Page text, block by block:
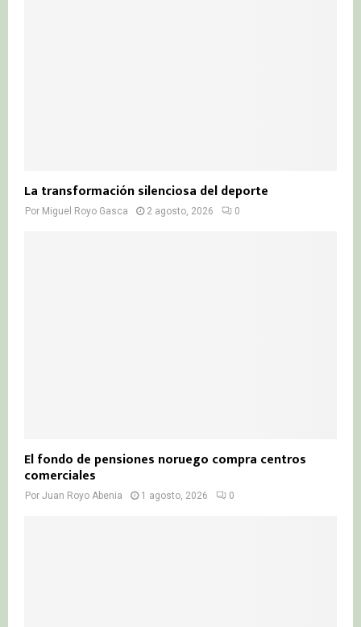
La transformación silenciosa del deporte
Por Miguel Royo Gasca 2 agosto, 2026 0
El fondo de pensiones noruego compra centros
comerciales
Por Juan Royo Abenia 1 agosto, 2026 0